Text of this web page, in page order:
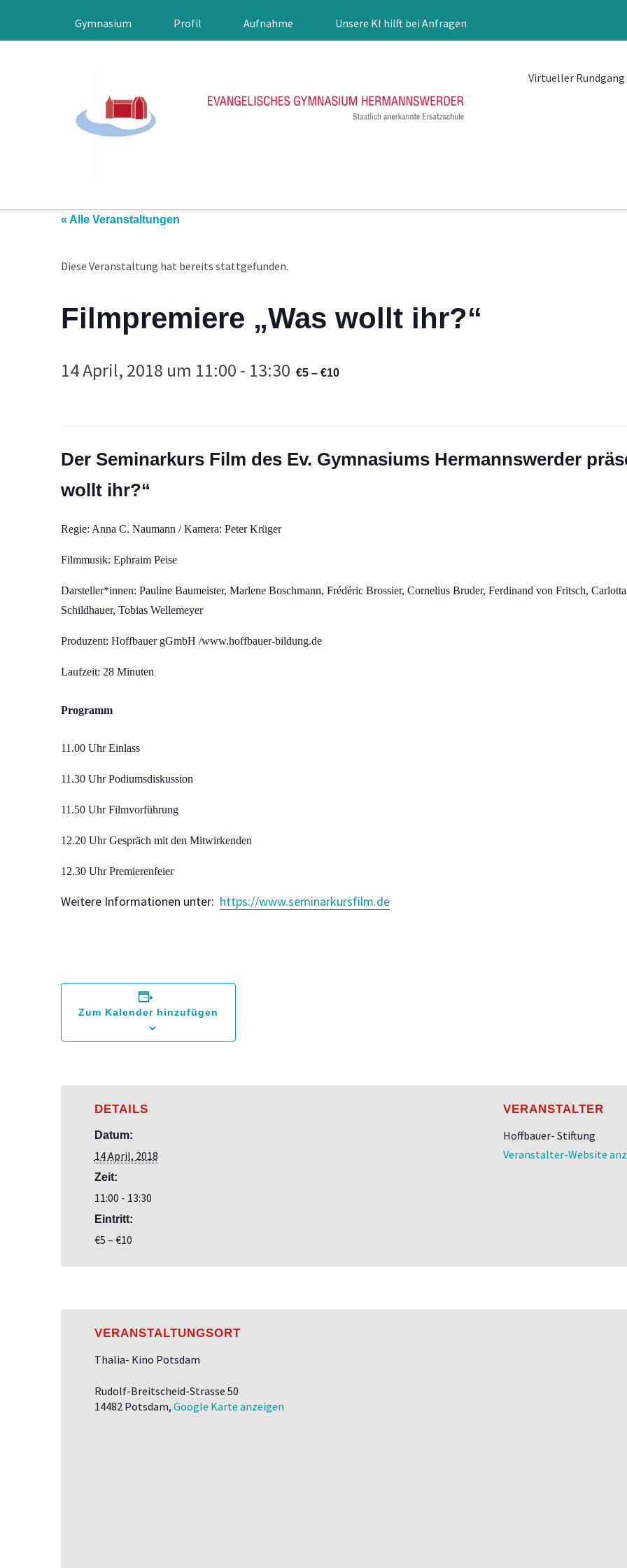
Gymnasium Profil Aufnahme Unsere KI hilft bei Anfragen
Virtueller Rundgang
« Alle Veranstaltungen
Diese Veranstaltung hat bereits stattgefunden.
Filmpremiere „Was wollt ihr?“
14 April, 2018 um 11:00 - 13:30 €5 – €10
Der Seminarkurs Film des Ev. Gymnasiums Hermannswerder
wollt ihr?“
Regie: Anna C. Naumann / Kamera: Peter Krüger
Filmmusik: Ephraim Peise
Darsteller*innen: Pauline Baumeister, Marlene Boschmann, Frédéric Brossier, Cornelius Bruder, Ferdinand von Fritsch,
Schildhauer, Tobias Wellemeyer
Produzent: Hoffbauer gGmbH /www.hoffbauer-bildung.de
Laufzeit: 28 Minuten
Programm
11.00 Uhr Einlass
11.30 Uhr Podiumsdiskussion
11.50 Uhr Filmvorführung
12.20 Uhr Gespräch mit den Mitwirkenden
12.30 Uhr Premierenfeier
Weitere Informationen unter: https://www.seminarkursfilm.de
Zum Kalender hinzufügen
DETAILS
Datum:
14 April, 2018
Zeit:
11:00 - 13:30
Eintritt:
€5 – €10
VERANSTALTER
Hoffbauer- Stiftung
Veranstalter-Website
VERANSTALTUNGSORT
Thalia- Kino Potsdam
Rudolf-Breitscheid-Strasse 50
14482 Potsdam, Google Karte anzeigen